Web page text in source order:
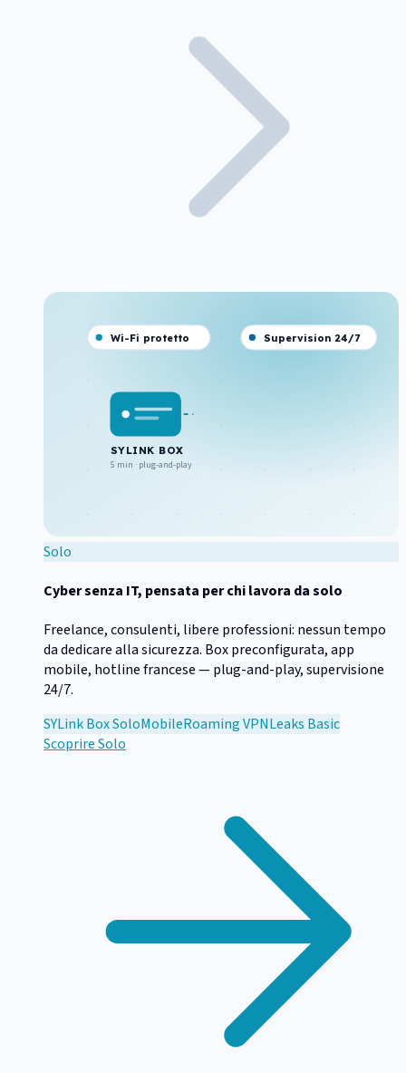
SYLINK BOX
5 min · plug-and-play
Wi-Fi protetto Supervision 24/7
Solo
Cyber senza IT, pensata per chi lavora da solo
Freelance, consulenti, libere professioni: nessun tempo
da dedicare alla sicurezza. Box preconfigurata, app
mobile, hotline francese — plug-and-play, supervisione
24/7.
SYLink Box SoloMobileRoaming VPNLeaks Basic
ScoprireSolo